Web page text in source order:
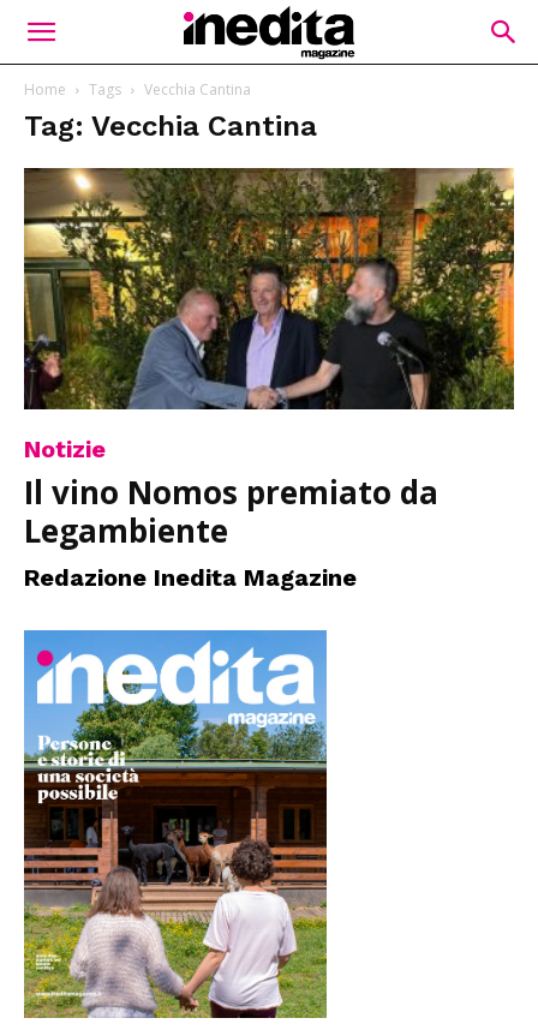
Home Tags Vecchia Cantina
Tag: Vecchia Cantina
Notizie
Il vino Nomos premiato da
Legambiente
Redazione Inedita Magazine